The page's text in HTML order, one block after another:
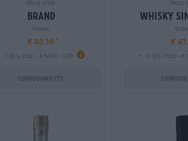
Muut tyylit
brand
Vulkan
€ 33,18
0,35 L Pullo - € 94,80 / LTR
Loppuunmyyty
Muut
whisky
€
-
0,35 L Pullo - €